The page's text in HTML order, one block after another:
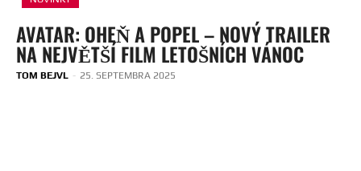
AVATAR: OHEŇ A POPEL – NOVÝ TRAILER
NA NEJVĚTŠÍ FILM LETOŠNÍCH VÁNOC
TOM BEJVL - 25. SEPTEMBRA 2025